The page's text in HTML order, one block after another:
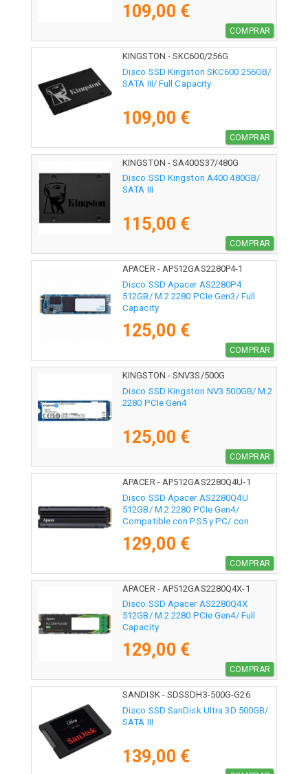
109,00 €
COMPRAR
KINGSTON - SKC600/256G
Disco SSD Kingston SKC600 256GB/
SATA III/ Full Capacity
109,00 €
COMPRAR
KINGSTON - SA400S37/480G
Disco SSD Kingston A400 480GB/
SATA III
115,00 €
COMPRAR
APACER - AP512GAS2280P4-1
Disco SSD Apacer AS2280P4
512GB/ M.2 2280 PCIe Gen3/ Full
Capacity
125,00 €
COMPRAR
KINGSTON - SNV3S/500G
Disco SSD Kingston NV3 500GB/ M.2
2280 PCIe Gen4
125,00 €
COMPRAR
APACER - AP512GAS2280Q4U-1
Disco SSD Apacer AS2280Q4U
512GB/ M.2 2280 PCIe Gen4/
Compatible con PS5 y PC/ con
129,00 €
COMPRAR
APACER - AP512GAS2280Q4X-1
Disco SSD Apacer AS2280Q4X
512GB/ M.2 2280 PCIe Gen4/ Full
Capacity
129,00 €
COMPRAR
SANDISK - SDSSDH3-500G-G26
Disco SSD SanDisk Ultra 3D 500GB/
SATA III
139,00 €